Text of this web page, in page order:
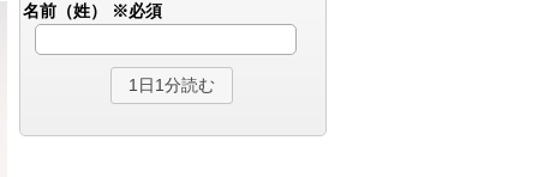
名前（姓） ※必須